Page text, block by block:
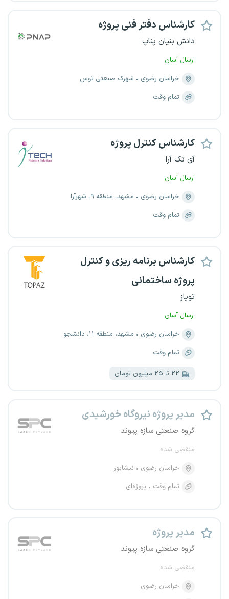
کارشناس دفتر فنی پروژه
دانش بنیان پناپ
ارسال آسان
خراسان رضوی
شهرک صنعتی توس
تمام وقت
کارشناس کنترل پروژه
آی تک آرا
ارسال آسان
خراسان رضوی
مشهد، منطقه ۹، شهرآرا
تمام وقت
کارشناس برنامه ریزی و کنترل
پروژه ساختمانی
توپاز
ارسال آسان
خراسان رضوی
مشهد، منطقه ۱۱، دانشجو
تمام وقت
۲۲ تا ۲۵ میلیون تومان
مدیر پروژه نیروگاه خورشیدی
گروه صنعتی سازه پیوند
منقضی شده
خراسان رضوی
نیشابور
تمام وقت
پروژه‌ای
مدیر پروژه
گروه صنعتی سازه پیوند
منقضی شده
خراسان رضوی